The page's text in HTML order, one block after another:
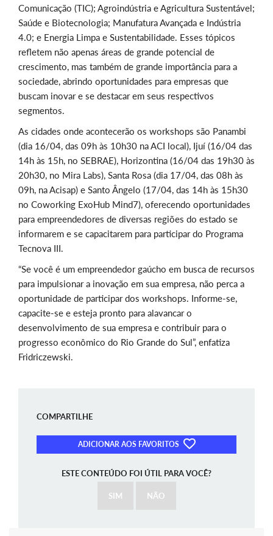
Comunicação (TIC); Agroindústria e Agricultura Sustentável;
Saúde e Biotecnologia; Manufatura Avançada e Indústria
4.0; e Energia Limpa e Sustentabilidade. Esses tópicos
refletem não apenas áreas de grande potencial de
crescimento, mas também de grande importância para a
sociedade, abrindo oportunidades para empresas que
buscam inovar e se destacar em seus respectivos
segmentos.
As cidades onde acontecerão os workshops são Panambi
(dia 16/04, das 09h às 10h30 na ACI local), Ijuí (16/04 das
14h às 15h, no SEBRAE), Horizontina (16/04 das 19h30 às
20h30, no Mira Labs), Santa Rosa (dia 17/04, das 08h às
09h, na Acisap) e Santo Ângelo (17/04, das 14h às 15h30
no Coworking ExoHub Mind7), oferecendo oportunidades
para empreendedores de diversas regiões do estado se
informarem e se capacitarem para participar do Programa
Tecnova III.
“Se você é um empreendedor gaúcho em busca de recursos
para impulsionar a inovação em sua empresa, não perca a
oportunidade de participar dos workshops. Informe-se,
capacite-se e esteja pronto para alavancar o
desenvolvimento de sua empresa e contribuir para o
progresso econômico do Rio Grande do Sul”, enfatiza
Fridriczewski.
COMPARTILHE
ADICIONAR AOS FAVORITOS
ESTE CONTEÚDO FOI ÚTIL PARA VOCÊ?
SIM NÃO